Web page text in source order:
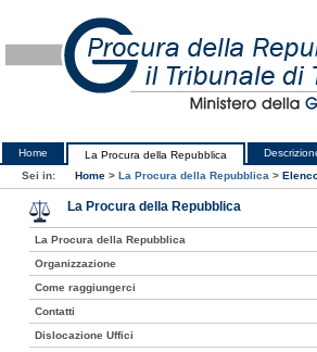
Home La Procura della Repubblica
Sei in:
Home > La Procura della Repubblica >
La Procura della Repubblica
La Procura della Repubblica
Organizzazione
Come raggiungerci
Contatti
Dislocazione Uffici